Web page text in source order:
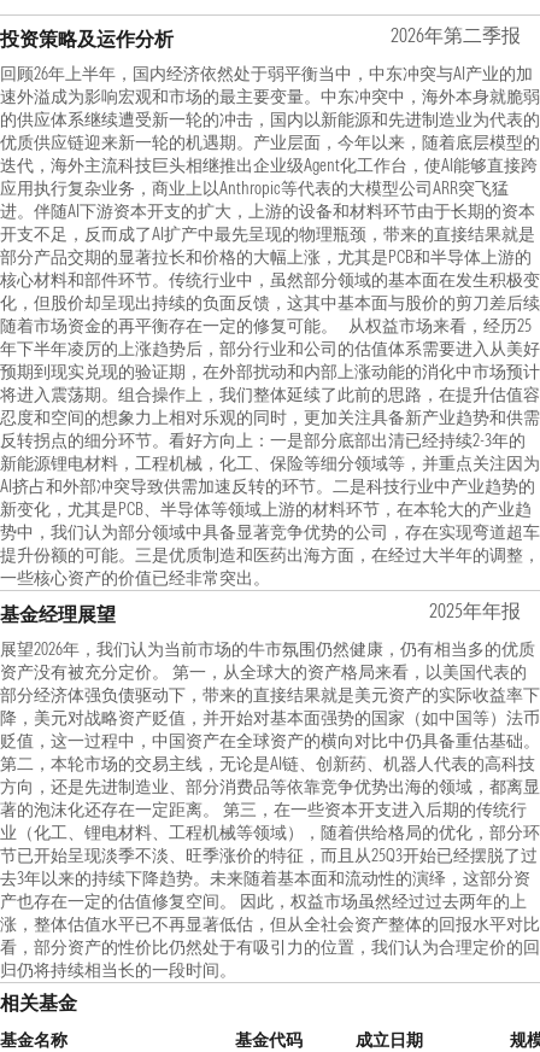
投资策略及运作分析 2026年第二季报
回顾26年上半年，国内经济依然处于弱平衡当中，中东冲突与AI产业的加
速外溢成为影响宏观和市场的最主要变量。中东冲突中，海外本身就脆弱
的供应体系继续遭受新一轮的冲击，国内以新能源和先进制造业为代表的
优质供应链迎来新一轮的机遇期。产业层面，今年以来，随着底层模型的
迭代，海外主流科技巨头相继推出企业级Agent化工作台，使AI能够直接跨
应用执行复杂业务，商业上以Anthropic等代表的大模型公司ARR突飞猛
进。伴随AI下游资本开支的扩大，上游的设备和材料环节由于长期的资本
开支不足，反而成了AI扩产中最先呈现的物理瓶颈，带来的直接结果就是
部分产品交期的显著拉长和价格的大幅上涨，尤其是PCB和半导体上游的
核心材料和部件环节。传统行业中，虽然部分领域的基本面在发生积极变
化，但股价却呈现出持续的负面反馈，这其中基本面与股价的剪刀差后续
随着市场资金的再平衡存在一定的修复可能。 从权益市场来看，经历25
年下半年凌厉的上涨趋势后，部分行业和公司的估值体系需要进入从美好
预期到现实兑现的验证期，在外部扰动和内部上涨动能的消化中市场预计
将进入震荡期。组合操作上，我们整体延续了此前的思路，在提升估值容
忍度和空间的想象力上相对乐观的同时，更加关注具备新产业趋势和供需
反转拐点的细分环节。看好方向上：一是部分底部出清已经持续2-3年的
新能源锂电材料，工程机械，化工、保险等细分领域等，并重点关注因为
AI挤占和外部冲突导致供需加速反转的环节。二是科技行业中产业趋势的
新变化，尤其是PCB、半导体等领域上游的材料环节，在本轮大的产业趋
势中，我们认为部分领域中具备显著竞争优势的公司，存在实现弯道超车
提升份额的可能。三是优质制造和医药出海方面，在经过大半年的调整，
一些核心资产的价值已经非常突出。
基金经理展望 2025年年报
展望2026年，我们认为当前市场的牛市氛围仍然健康，仍有相当多的优质
资产没有被充分定价。 第一，从全球大的资产格局来看，以美国代表的
部分经济体强负债驱动下，带来的直接结果就是美元资产的实际收益率下
降，美元对战略资产贬值，并开始对基本面强势的国家（如中国等）法币
贬值，这一过程中，中国资产在全球资产的横向对比中仍具备重估基础。
第二，本轮市场的交易主线，无论是AI链、创新药、机器人代表的高科技
方向，还是先进制造业、部分消费品等依靠竞争优势出海的领域，都离显
著的泡沫化还存在一定距离。 第三，在一些资本开支进入后期的传统行
业（化工、锂电材料、工程机械等领域），随着供给格局的优化，部分环
节已开始呈现淡季不淡、旺季涨价的特征，而且从25Q3开始已经摆脱了过
去3年以来的持续下降趋势。未来随着基本面和流动性的演绎，这部分资
产也存在一定的估值修复空间。 因此，权益市场虽然经过过去两年的上
涨，整体估值水平已不再显著低估，但从全社会资产整体的回报水平对比
看，部分资产的性价比仍然处于有吸引力的位置，我们认为合理定价的回
归仍将持续相当长的一段时间。
相关基金
基金名称 基金代码 成立日期
规